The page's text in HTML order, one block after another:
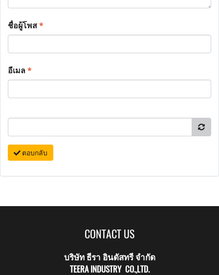
ชื่อผู้โพส*
อีเมล*
ตอบกลับ
CONTACT US
บริษัท ธีรา อินดัสทรี จำกัด
TEERA INDUSTRY CO.,LTD.